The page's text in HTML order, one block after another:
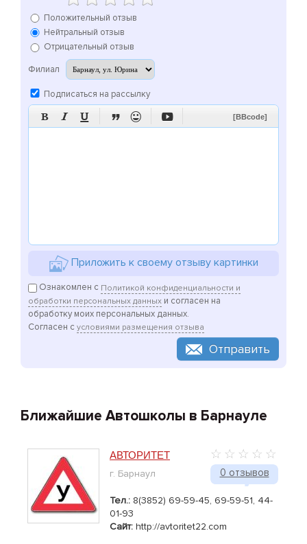
Положительный отзыв
Нейтральный отзыв
Отрицательный отзыв
Филиал
Подписаться на рассылку
      [BBcode]
Приложить к своему отзыву картинки
Ознакомлен с Политикой конфиденциальности и
обработки персональных данных и согласен на
обработку моих персональных данных.
Согласен с условиями размещения отзыва
Отправить
Ближайшие Автошколы в Барнауле
0 отзывов
АВТОРИТЕТ
г. Барнаул
Тел.: 8(3852) 69-59-45, 69-59-51, 44-
01-93
Сайт: http://avtoritet22.com